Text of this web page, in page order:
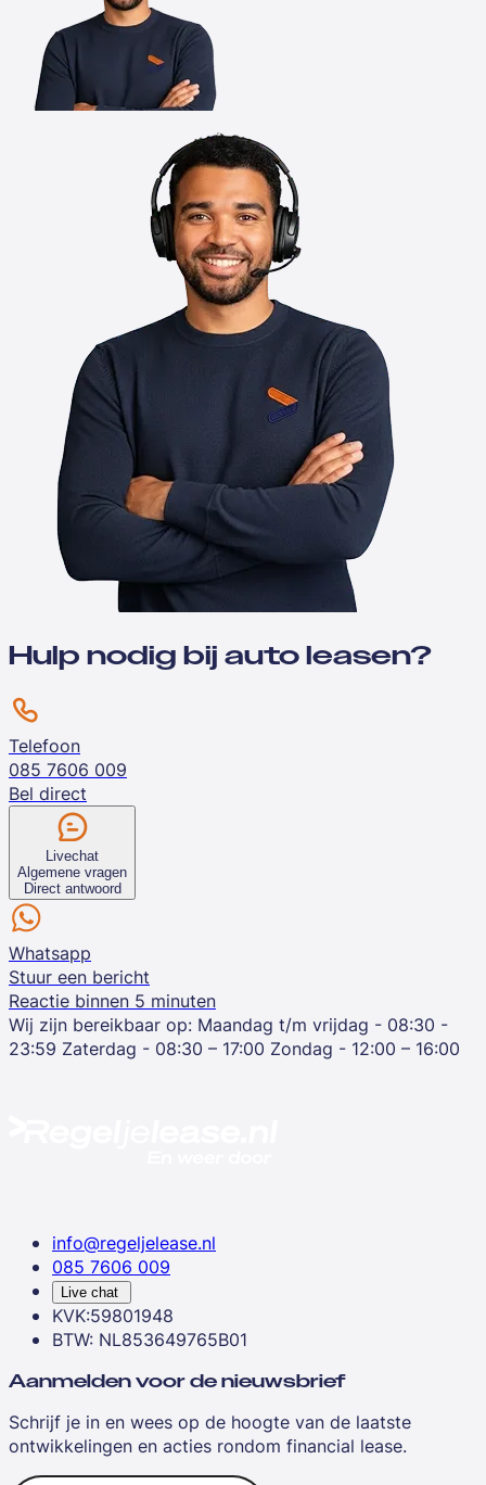
Hulp nodig bij auto leasen?
Telefoon
085 7606 009
Bel direct
Livechat
Algemene vragen
Direct antwoord
Whatsapp
Stuur een bericht
Reactie binnen 5 minuten
Wij zijn bereikbaar op: Maandag t/m vrijdag - 08:30 -
23:59 Zaterdag - 08:30 – 17:00 Zondag - 12:00 – 16:00
info@regeljelease.nl
085 7606 009
Live chat
KVK:59801948
BTW: NL853649765B01
Aanmelden voor de nieuwsbrief
Schrijf je in en wees op de hoogte van de laatste
ontwikkelingen en acties rondom financial lease.